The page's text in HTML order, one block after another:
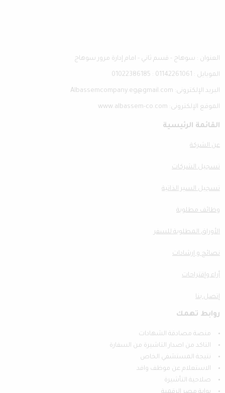
العنوان : سوهاج - قسم ثاني - امام إدارة مرور سوهاج
الموبايل : 01142261061 : 01022386185
البريد الإلكترونى: Albassemcompany.eg@gmail.com
الموقع الإلكترونى: www.albassem-co.com
القائمة الرئيسية
عن الشركة
تسجيل الشركات
تسجيل السير الذاتية
وظائف مطلوبة
الأوراق المطلوبة للسفر
نصائح و إرشادات
أراء وإقتراحات
إتصل بنا
روابط تهمك
منصة مصادقة الشهادات
التاكد من اصدار التاشيرة من السفارة
نتيجة المستشفي الخاص
الاستعلام عن موظف وافد
صلاحية التأشيرة